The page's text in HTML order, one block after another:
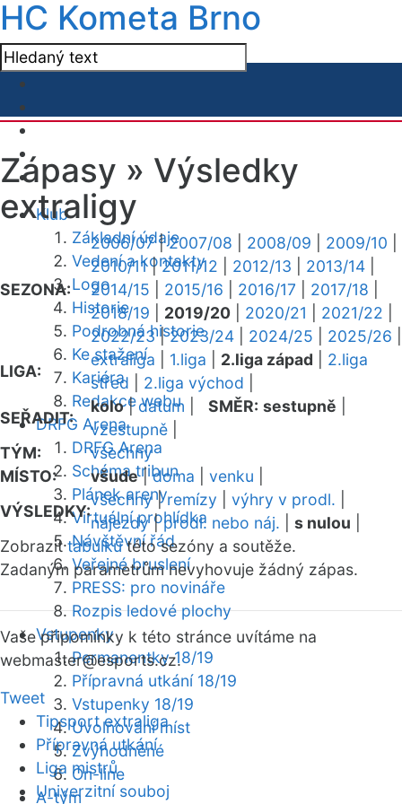
HC Kometa Brno
Klub
Základní údaje
Vedení a kontakty
Logo
Historie
Podrobná historie
Ke stažení
Kariéra
Redakce webu
DRFG Arena
DRFG Arena
Schéma tribun
Plánek areny
Virtuální prohlídka
Návštěvní řád
Veřejné bruslení
PRESS: pro novináře
Rozpis ledové plochy
Vstupenky
Permanentky 18/19
Přípravná utkání 18/19
Vstupenky 18/19
Uvolňování míst
Zvýhodněné
On-line
A-tým
Zápasy » Výsledky
extraligy
SEZONA:
2006/07|2007/08 2008/09 2009/10
2010/11|2011/12 2012/13 2013/14
2014/15
2015/16 2016/17 2017/18
2018/19
2019/20 2020/21 2021/22
2022/23|2023/24 2024/25 2025/26
LIGA:
extraliga 1.liga 2.liga západ
2.liga
střed
2.liga východ
SEŘADIT:
kolo|datum SMĚR: sestupně
vzestupně
TÝM:
všechny
MÍSTO:
všude|doma venku
VÝSLEDKY:
všechny|remízy výhry v prodl.
nájezdy|prodl. nebo náj. s nulou
Zobrazittabulkutéto sezóny a soutěže.
Zadaným parametrům nevyhovuje žádný zápas.
Vaše připomínky k této stránce uvítáme na
webmaster@esports.cz.
Tweet
Tipsport extraliga
Přípravná utkání
Liga mistrů
Univerzitní souboj